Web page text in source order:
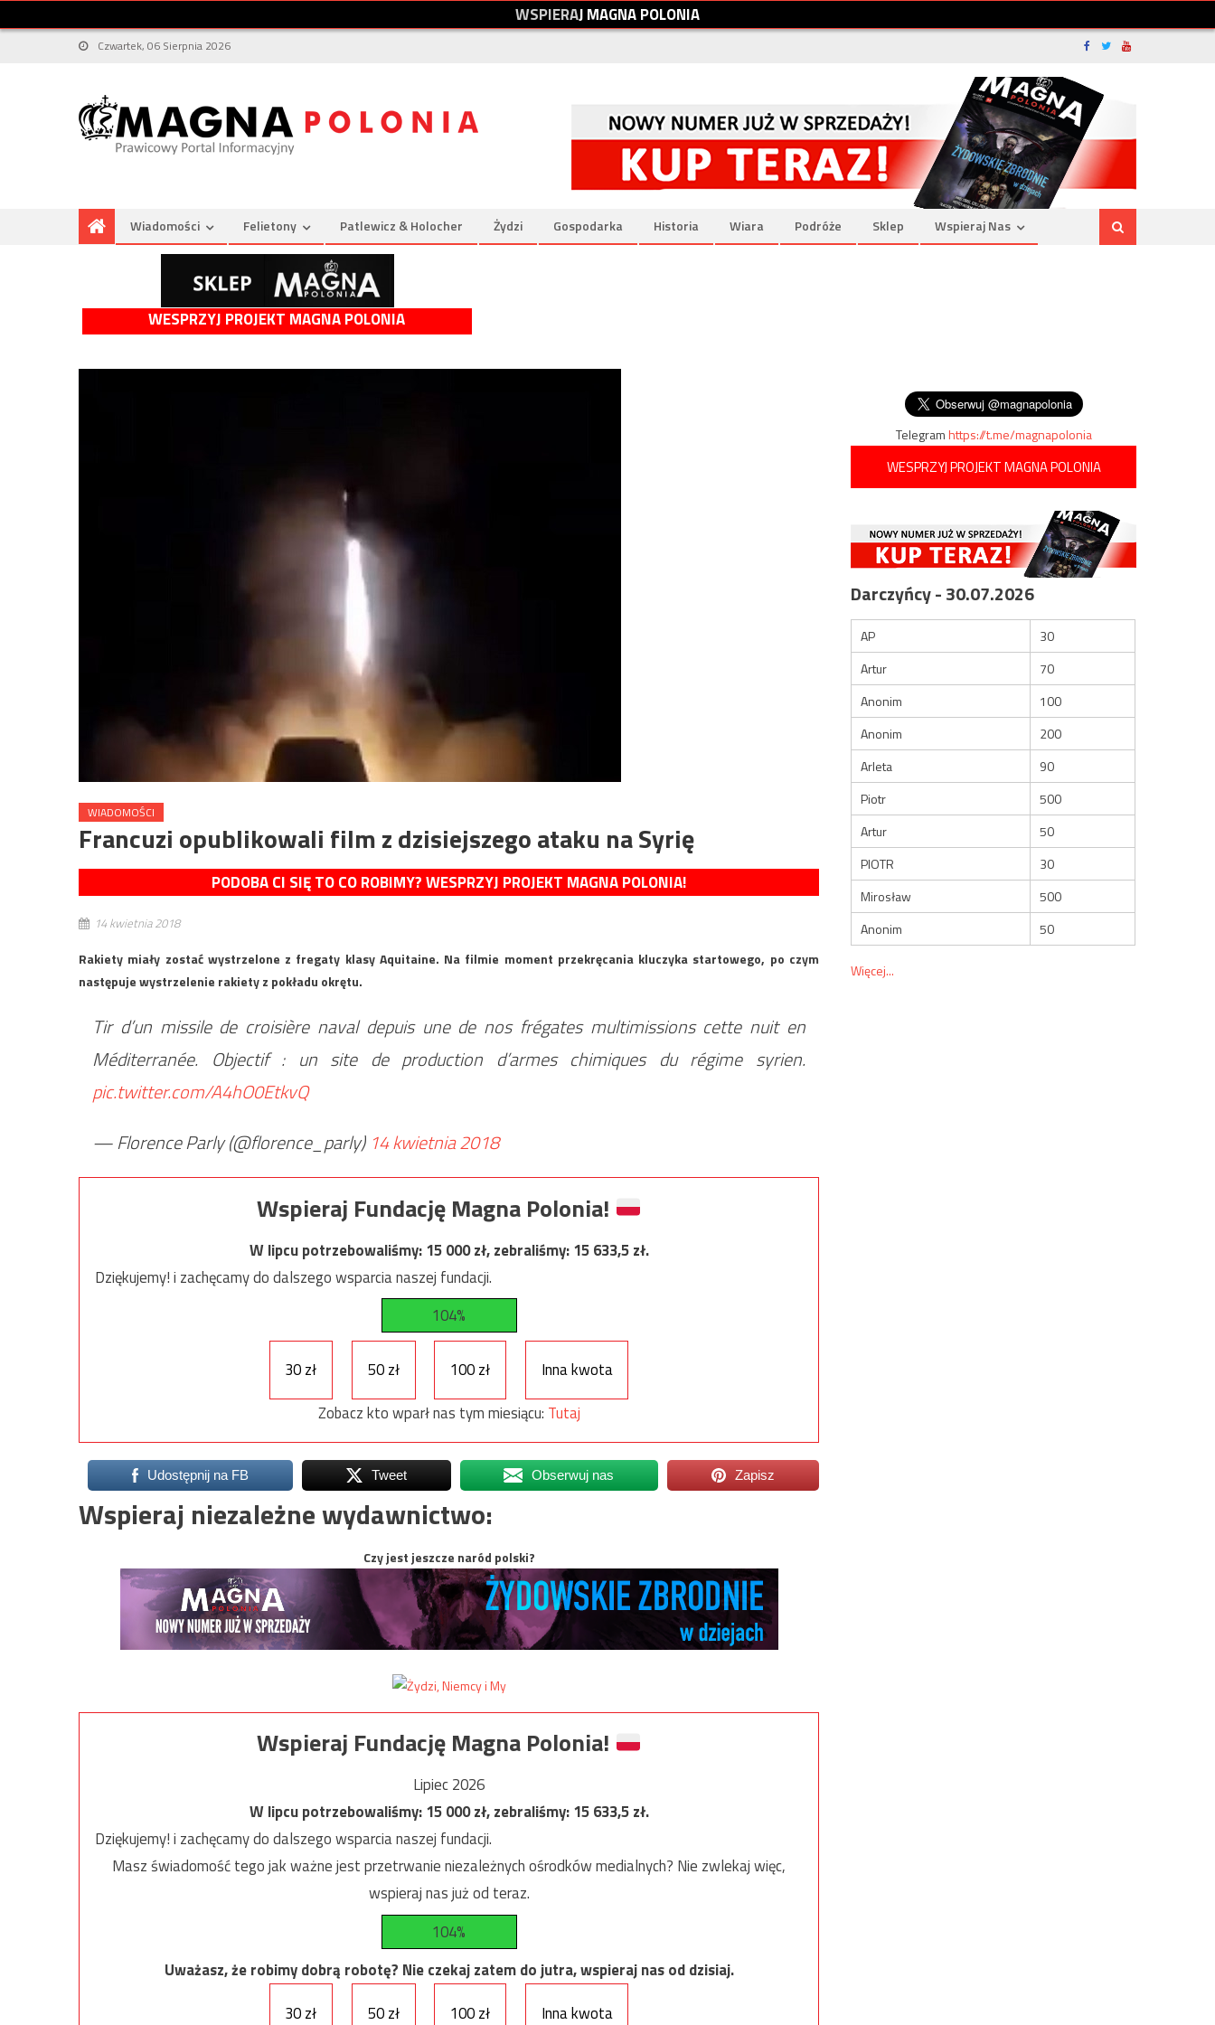
WSPIERAJMAGNAPOLONIA
Czwartek, 06 Sierpnia 2026
Wiadomości Felietony Patlewicz & Holocher Żydzi Gospodarka Historia Wiara Podróże Sklep Wspieraj Nas
WESPRZYJ PROJEKT MAGNA POLONIA
WIADOMOŚCI
Francuzi opublikowali film z dzisiejszego ataku na Syrię
PODOBA CI SIĘ TO CO ROBIMY? WESPRZYJ PROJEKT MAGNA POLONIA!
14 kwietnia 2018
Rakiety miały zostać wystrzelone z fregaty klasy Aquitaine. Na filmie moment przekręcania kluczyka startowego, po czym
następuje wystrzelenie rakiety z pokładu okrętu.
Tir d’un missile de croisière naval depuis une de nos frégates multimissions cette nuit en
Méditerranée. Objectif : un site de production d’armes chimiques du régime syrien.
pic.twitter.com/A4hO0EtkvQ
— Florence Parly (@florence_parly) 14 kwietnia 2018
Wspieraj Fundację Magna Polonia!
W lipcu potrzebowaliśmy:15 000zł, zebraliśmy:15 633,5zł.
Dziękujemy! i zachęcamy do dalszego wsparcia naszej fundacji.
104%
30 zł 50 zł 100 zł
Inna kwota
Zobacz kto wparł nas tym miesiącu: Tutaj
Udostępnij na FB Tweet Obserwuj nas Zapisz
Wspieraj niezależne wydawnictwo:
Czy jest jeszcze naród polski?
Wspieraj Fundację Magna Polonia!
Lipiec 2026
W lipcu potrzebowaliśmy:15 000zł, zebraliśmy:15 633,5zł.
Dziękujemy! i zachęcamy do dalszego wsparcia naszej fundacji.
Masz świadomość tego jak ważne jest przetrwanie niezależnych ośrodków medialnych? Nie zwlekaj więc,
wspieraj nas już od teraz.
104%
Uważasz, że robimy dobrą robotę? Nie czekaj zatem do jutra, wspieraj nas od dzisiaj.
30 zł
50 zł 100 zł Inna kwota
Telegramhttps://t.me/magnapolonia
WESPRZYJ PROJEKT MAGNA POLONIA
Darczyńcy - 30.07.2026
AP
30
Artur
70
Anonim
100
Anonim
200
Arleta
90
Piotr
500
Artur
50
PIOTR
30
Mirosław
500
Anonim
50
Więcej...